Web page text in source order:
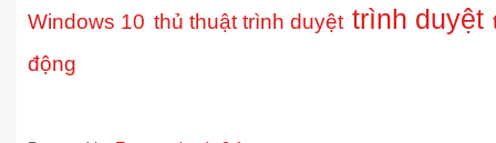
Windows 10 thủ thuật trình duyệt trình duyệt
động